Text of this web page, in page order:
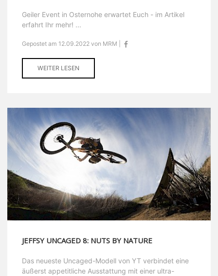
Geiler Event in Osternohe erwartet Euch - im Artikel
erfahrt Ihr mehr! ...
Gepostet am 12.09.2022 von MRM |
WEITER LESEN
JEFFSY UNCAGED 8: NUTS BY NATURE
Das neueste Uncaged-Modell von YT verbindet eine
äußerst appetitliche Ausstattung mit einer ultra-